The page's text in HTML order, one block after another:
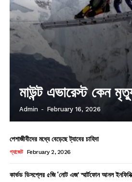
মাউন্ট এভারেস্ট কেন
Admin - February 16, 2026
পেশাজীবীদের মধ্যে বেড়েছে ট্যাবের চাহিদা
গ্যাজেট February 2, 2026
কার্ভড ডিসপ্লের ৫জি ‘নোট এজ’ স্মার্টফোন আনল